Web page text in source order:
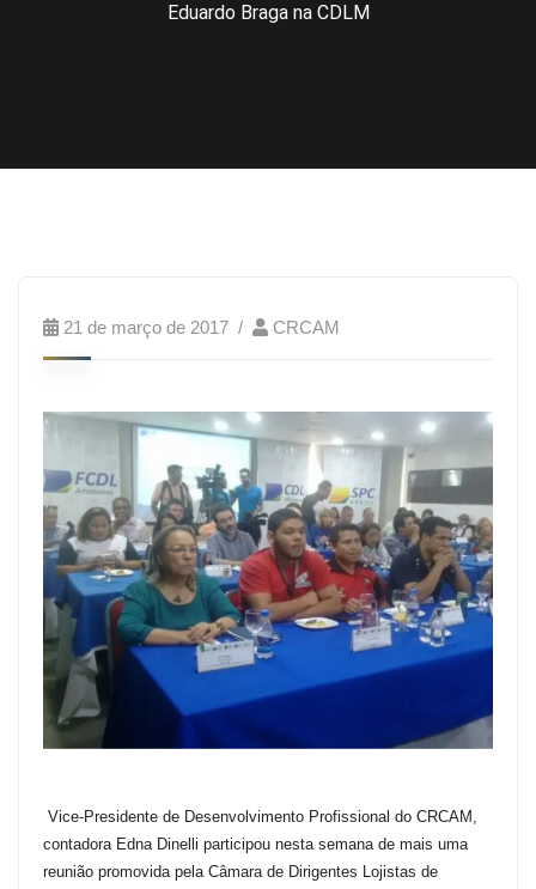
Eduardo Braga na CDLM
21 de março de 2017 CRCAM
Vice-Presidente de Desenvolvimento Profissional do CRCAM,
contadora Edna Dinelli participou nesta semana de mais uma
reunião promovida pela Câmara de Dirigentes Lojistas de